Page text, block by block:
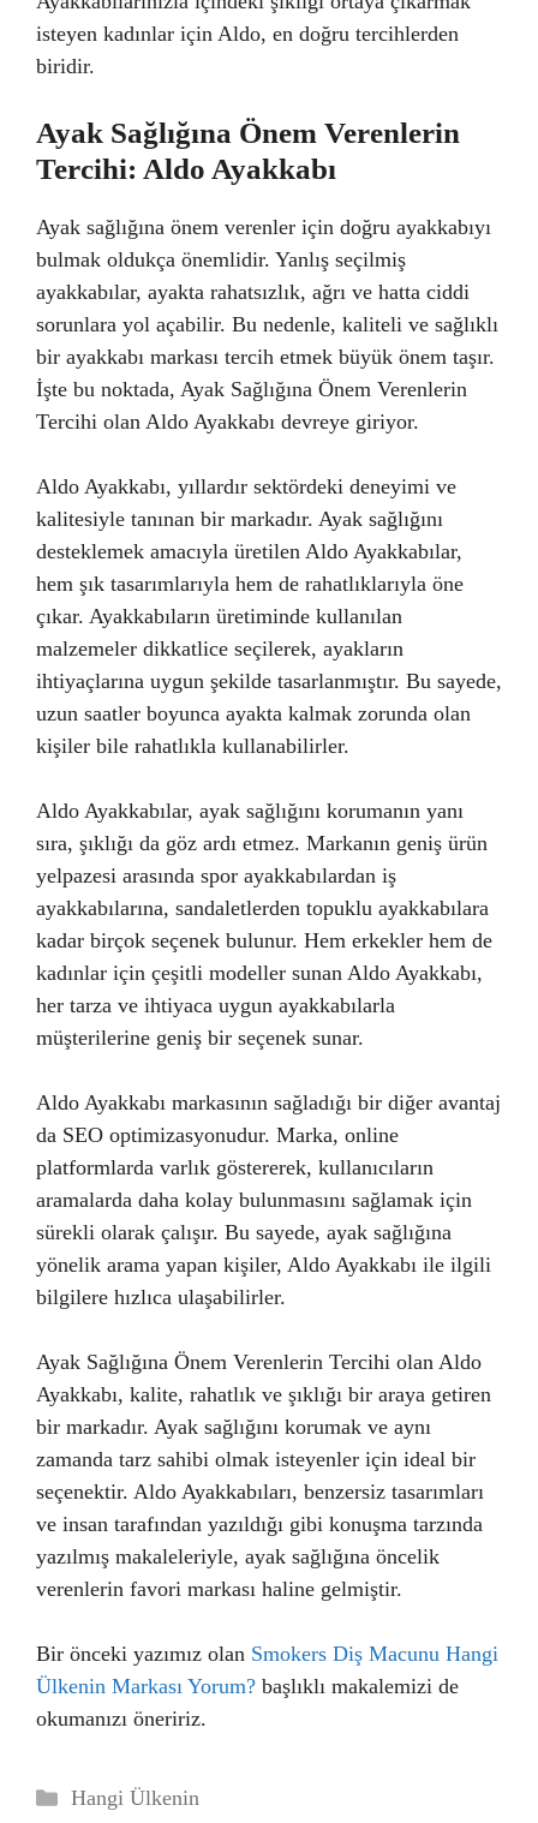
isteyen kadınlar için Aldo, en doğru tercihlerden
biridir.
Ayak Sağlığına Önem Verenlerin
Tercihi: Aldo Ayakkabı
Ayak sağlığına önem verenler için doğru ayakkabıyı
bulmak oldukça önemlidir. Yanlış seçilmiş
ayakkabılar, ayakta rahatsızlık, ağrı ve hatta ciddi
sorunlara yol açabilir. Bu nedenle, kaliteli ve sağlıklı
bir ayakkabı markası tercih etmek büyük önem taşır.
İşte bu noktada, Ayak Sağlığına Önem Verenlerin
Tercihi olan Aldo Ayakkabı devreye giriyor.
Aldo Ayakkabı, yıllardır sektördeki deneyimi ve
kalitesiyle tanınan bir markadır. Ayak sağlığını
desteklemek amacıyla üretilen Aldo Ayakkabılar,
hem şık tasarımlarıyla hem de rahatlıklarıyla öne
çıkar. Ayakkabıların üretiminde kullanılan
malzemeler dikkatlice seçilerek, ayakların
ihtiyaçlarına uygun şekilde tasarlanmıştır. Bu sayede,
uzun saatler boyunca ayakta kalmak zorunda olan
kişiler bile rahatlıkla kullanabilirler.
Aldo Ayakkabılar, ayak sağlığını korumanın yanı
sıra, şıklığı da göz ardı etmez. Markanın geniş ürün
yelpazesi arasında spor ayakkabılardan iş
ayakkabılarına, sandaletlerden topuklu ayakkabılara
kadar birçok seçenek bulunur. Hem erkekler hem de
kadınlar için çeşitli modeller sunan Aldo Ayakkabı,
her tarza ve ihtiyaca uygun ayakkabılarla
müşterilerine geniş bir seçenek sunar.
Aldo Ayakkabı markasının sağladığı bir diğer avantaj
da SEO optimizasyonudur. Marka, online
platformlarda varlık göstererek, kullanıcıların
aramalarda daha kolay bulunmasını sağlamak için
sürekli olarak çalışır. Bu sayede, ayak sağlığına
yönelik arama yapan kişiler, Aldo Ayakkabı ile ilgili
bilgilere hızlıca ulaşabilirler.
Ayak Sağlığına Önem Verenlerin Tercihi olan Aldo
Ayakkabı, kalite, rahatlık ve şıklığı bir araya getiren
bir markadır. Ayak sağlığını korumak ve aynı
zamanda tarz sahibi olmak isteyenler için ideal bir
seçenektir. Aldo Ayakkabıları, benzersiz tasarımları
ve insan tarafından yazıldığı gibi konuşma tarzında
yazılmış makaleleriyle, ayak sağlığına öncelik
verenlerin favori markası haline gelmiştir.
Bir önceki yazımız olan Smokers Diş Macunu Hangi
Ülkenin Markası Yorum? başlıklı makalemizi de
okumanızı öneririz.
Kategoriler
Hangi Ülkenin